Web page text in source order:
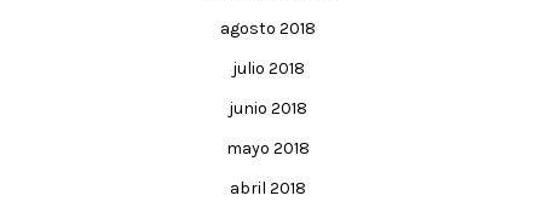
agosto 2018
julio 2018
junio 2018
mayo 2018
abril 2018